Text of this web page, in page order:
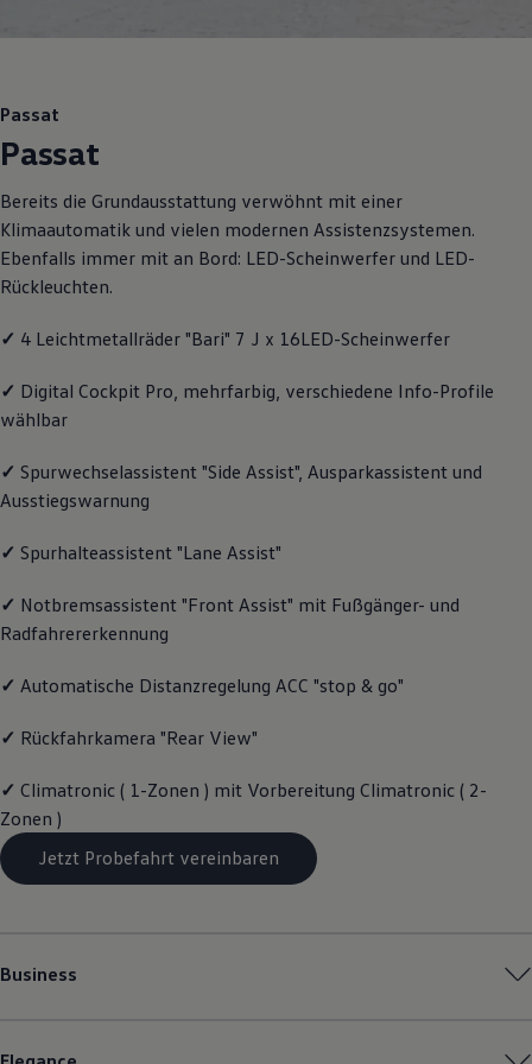
Räder und Reifen
Entertainment und Elektronik
Individualisieren
Wallbox und Ladekabel
Handy und Fahrzeug verbinden
Über Ihr Auto
Vorgängermodelle
Warn- und Kontrollleuchten
Digitale Betriebsanleitung
Magazin
Transport
Familie
Elektromobilität
Pannen- und Unfallhilfe
Volkswagen Kundenbetreuung
Passat
Passat
Bereits die Grundausstattung verwöhnt mit einer
Klimaautomatik und vielen modernen Assistenzsystemen.
Ebenfalls immer mit an Bord: LED-Scheinwerfer und LED-
Rückleuchten.
✓ 4 Leichtmetallräder "Bari" 7 J x 16LED-Scheinwerfer
✓ Digital Cockpit Pro, mehrfarbig, verschiedene Info-Profile
wählbar
✓ Spurwechselassistent "Side Assist", Ausparkassistent und
Ausstiegswarnung
✓ Spurhalteassistent "Lane Assist"
✓ Notbremsassistent "Front Assist" mit Fußgänger- und
Radfahrererkennung
✓ Automatische Distanzregelung ACC "stop & go"
✓ Rückfahrkamera "Rear View"
✓ Climatronic ( 1-Zonen ) mit Vorbereitung Climatronic ( 2-
Zonen )
Jetzt Probefahrt vereinbaren
Business